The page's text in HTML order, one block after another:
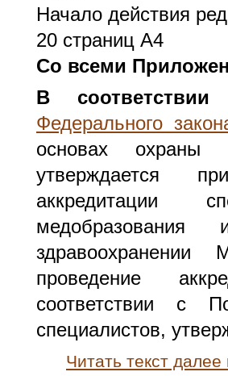
Начало действия
20 страниц А4
Со всеми
В соответствии
Федерального
основах
утверждается
аккредитации
здравоохранении
проведение
соответствии с
специалистов,
Читать текст